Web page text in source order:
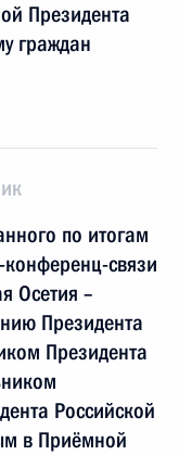
Президента
граждан
по итогам
связи
Осетия –
Президента
Президента
Российской
в Приёмной